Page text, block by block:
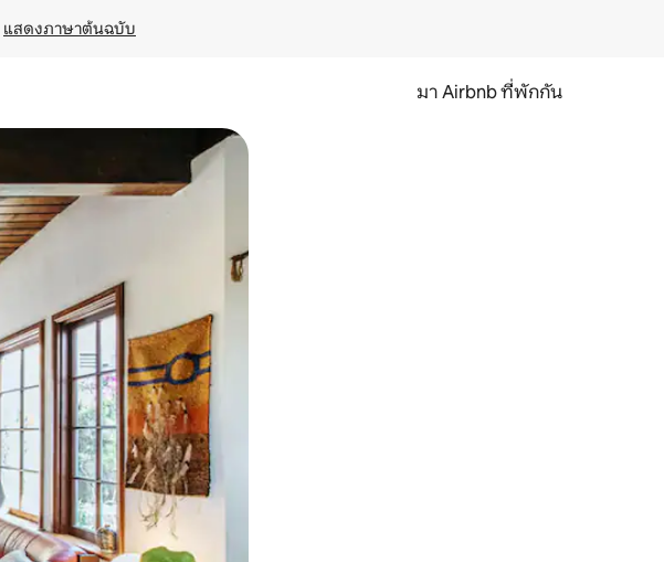
แสดงภาษาต้นฉบับ
มา Airbnb ที่พักกัน